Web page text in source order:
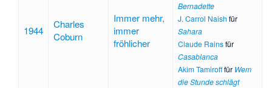
1944
Charles
Coburn
Immer mehr,
immer
fröhlicher
Bernadette
J. Carrol Naish für
Sahara
Claude Rainsfür
Casablanca
Akim Tamirofffür Wem
die Stunde schlägt